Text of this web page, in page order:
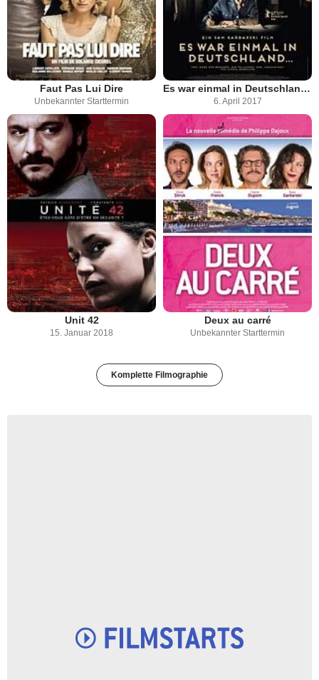
Faut Pas Lui Dire
Unbekannter Starttermin
Es war einmal in Deutschland...
6. April 2017
Unit 42
15. Januar 2018
Deux au carré
Unbekannter Starttermin
Komplette Filmographie